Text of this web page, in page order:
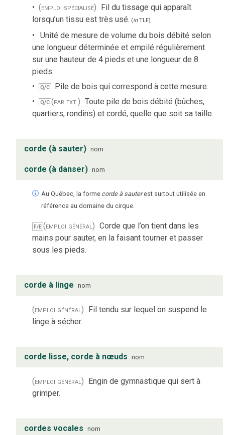
(emploi spécialisé) Fil du tissage qui apparaît
lorsqu’un tissu est très usé. (inTLF)
Unité de mesure de volume du bois débité selon
une longueur déterminée et empilé régulièrement
sur une hauteur de 4 pieds et une longueur de 8
pieds.
Q/C Pile de bois qui correspond à cette mesure.
Q/C (par ext.) Toute pile de bois débité (bûches,
quartiers, rondins) et cordé, quelle que soit sa taille.
corde (à sauter) nom
corde (à danser) nom
Au Québec, la forme corde à sauterest surtout utilisée en
référence au domaine du cirque.
F/E (emploi général) Corde que l’on tient dans les
mains pour sauter, en la faisant tourner et passer
sous les pieds.
corde à linge nom
(emploi général) Fil tendu sur lequel on suspend le
linge à sécher.
corde lisse, corde à nœuds nom
(emploi général) Engin de gymnastique qui sert à
grimper.
cordes vocales nom